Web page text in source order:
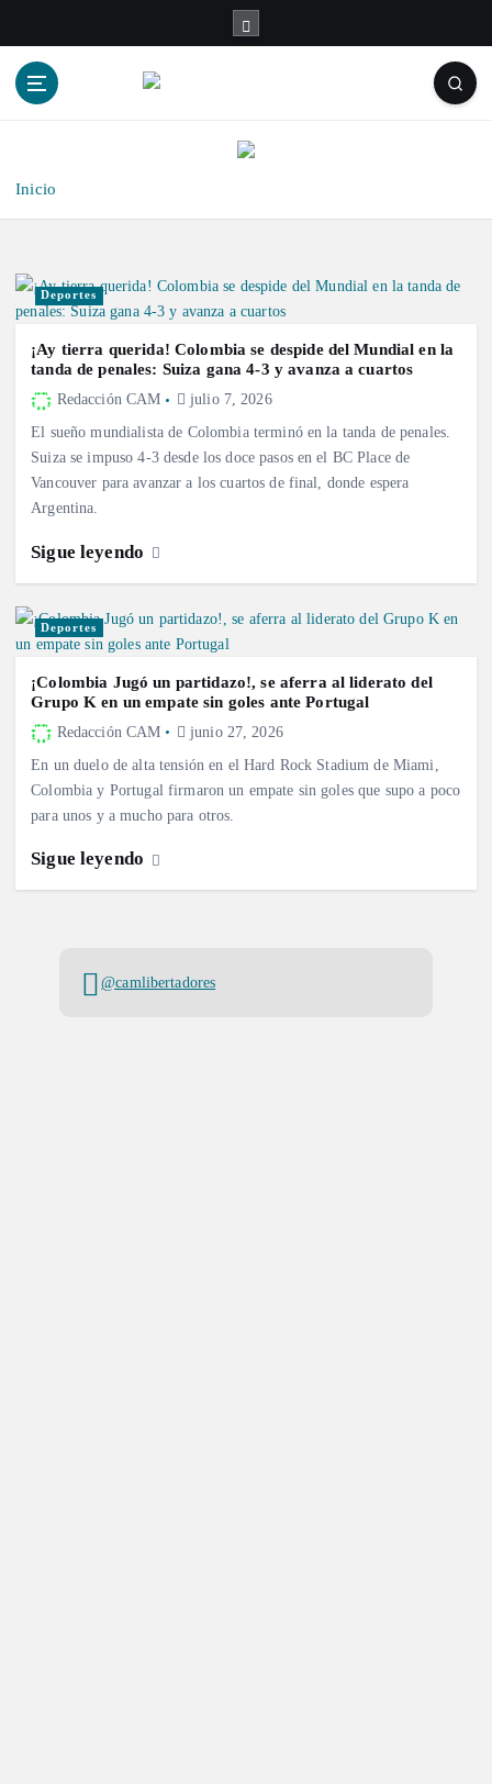
Inicio
Deportes
¡Ay tierra querida! Colombia se despide del Mundial en la
tanda de penales: Suiza gana 4-3 y avanza a cuartos
Redacción CAM julio 7, 2026
El sueño mundialista de Colombia terminó en la tanda de penales.
Suiza se impuso 4-3 desde los doce pasos en el BC Place de
Vancouver para avanzar a los cuartos de final, donde espera
Argentina.
Sigue leyendo
Deportes
¡Colombia Jugó un partidazo!, se aferra al liderato del
Grupo K en un empate sin goles ante Portugal
Redacción CAM junio 27, 2026
En un duelo de alta tensión en el Hard Rock Stadium de Miami,
Colombia y Portugal firmaron un empate sin goles que supo a poco
para unos y a mucho para otros.
Sigue leyendo
@camlibertadores